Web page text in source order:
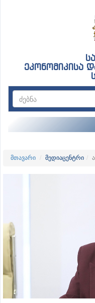
ეკონომიკისა
მთავარი მედიაცენტრი